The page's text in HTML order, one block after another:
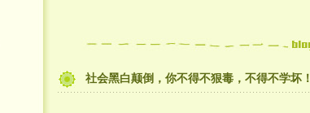
社会黑白颠倒，你不得不狠毒，不得不学坏！